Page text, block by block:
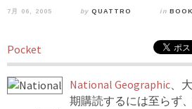
7月 06, 2005 by QUATTRO in
Pocket
National Geographic、
期購読するには至らず